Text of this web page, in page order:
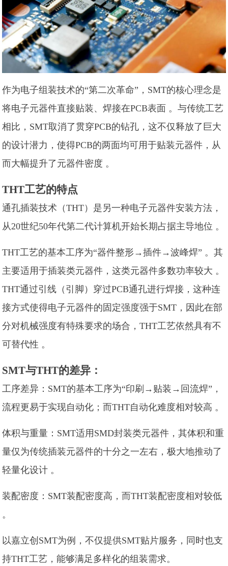
作为电子组装技术的“第二次革命”，SMT的核心理念是
将电子元器件直接贴装、焊接在PCB表面 。与传统工艺
相比，SMT取消了贯穿PCB的钻孔，这不仅释放了巨大
的设计潜力，使得PCB的两面均可用于贴装元器件，从
而大幅提升了元器件密度 。
THT工艺的特点
通孔插装技术（THT）是另一种电子元器件安装方法，
从20世纪50年代第二代计算机开始长期占据主导地位 。
THT工艺的基本工序为“器件整形→插件→波峰焊” 。其
主要适用于插装类元器件，这类元器件多数功率较大 。
THT通过引线（引脚）穿过PCB通孔进行焊接，这种连
接方式使得电子元器件的固定强度强于SMT，因此在部
分对机械强度有特殊要求的场合，THT工艺依然具有不
可替代性 。
SMT与THT的差异：
工序差异：SMT的基本工序为“印刷→贴装→回流焊”，
流程更易于实现自动化；而THT自动化难度相对较高 。
体积与重量：SMT适用SMD封装类元器件，其体积和重
量仅为传统插装元器件的十分之一左右，极大地推动了
轻量化设计 。
装配密度：SMT装配密度高，而THT装配密度相对较低
。
以嘉立创SMT为例，不仅提供SMT贴片服务，同时也支
持THT工艺，能够满足多样化的组装需求。